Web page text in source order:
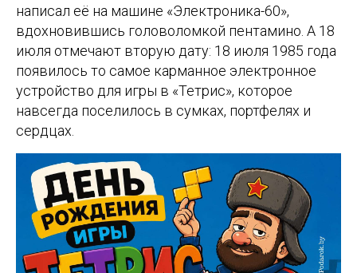
написал её на машине «Электроника-60»,
вдохновившись головоломкой пентамино. А 18
июля отмечают вторую дату: 18 июля 1985 года
появилось то самое карманное электронное
устройство для игры в «Тетрис», которое
навсегда поселилось в сумках, портфелях и
сердцах.